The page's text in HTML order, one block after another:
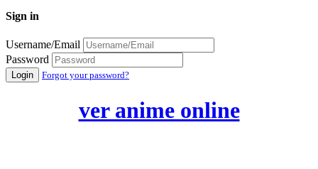
Sign in
Username/Email
Password
Login Forgot your password?
ver anime online